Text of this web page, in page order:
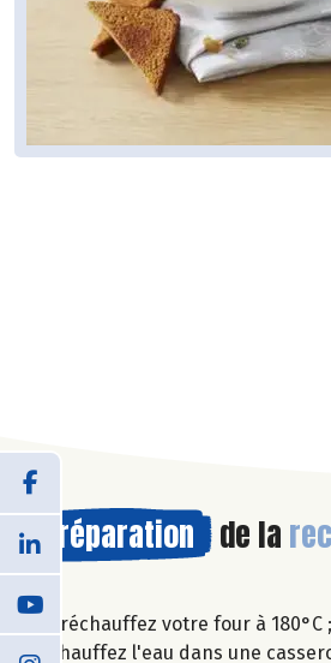
Préparation de la
Préchauffez votre four à 180°C ;
Chauffez l'eau dans une